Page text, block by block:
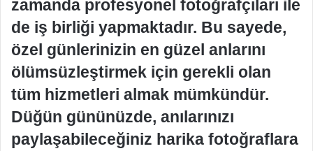
zamanda profesyonel fotoğrafçıları ile
de iş birliği yapmaktadır. Bu sayede,
özel günlerinizin en güzel anlarını
ölümsüzleştirmek için gerekli olan
tüm hizmetleri almak mümkündür.
Düğün gününüzde, anılarınızı
paylaşabileceğiniz harika fotoğraflara